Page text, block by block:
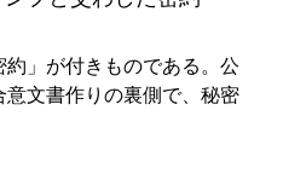
約」が付きものである。公
意文書作りの裏側で、秘密